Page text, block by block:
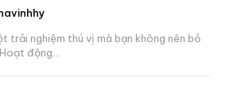
trải nghiệm thú vị mà bạn không nên bỏ
động...